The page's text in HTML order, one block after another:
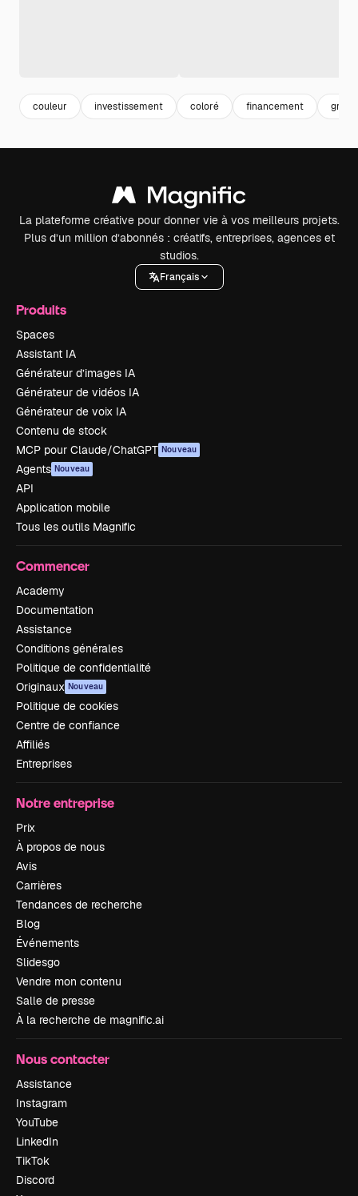
couleur investissement coloré financement
La plateforme créative pour donner vie à vos meilleurs projets.
Plus d’un million d’abonnés : créatifs, entreprises, agences et
studios.
Français
Produits
Spaces
Assistant IA
Générateur d’images IA
Générateur de vidéos IA
Générateur de voix IA
Contenu de stock
MCP pour Claude/ChatGPT Nouveau
Agents Nouveau
API
Application mobile
Tous les outils Magnific
Commencer
Academy
Documentation
Assistance
Conditions générales
Politique de confidentialité
Originaux Nouveau
Politique de cookies
Centre de confiance
Affiliés
Entreprises
Notre entreprise
Prix
À propos de nous
Avis
Carrières
Tendances de recherche
Blog
Événements
Slidesgo
Vendre mon contenu
Salle de presse
À la recherche de magnific.ai
Nous contacter
Assistance
Instagram
YouTube
LinkedIn
TikTok
Discord